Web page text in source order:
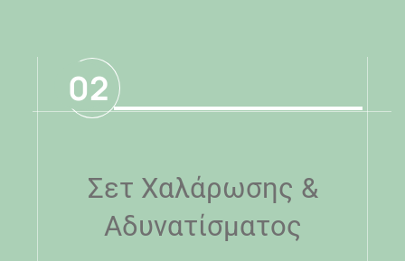
02
Σετ Χαλάρωσης &
Αδυνατίσματος